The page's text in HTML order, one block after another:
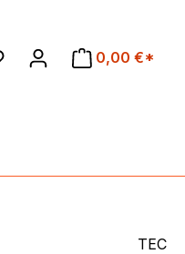
0,00 €*
TEC